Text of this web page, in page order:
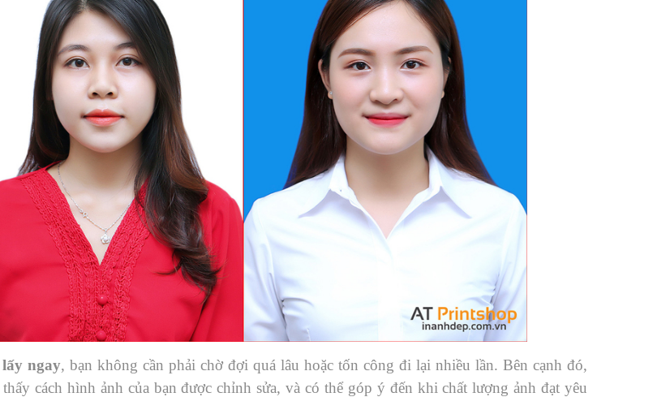
ngay, bạn không cần phải chờ đợi quá lâu hoặc tốn công đi lại nhiều lần. Bên cạnh đó,
cách hình ảnh của bạn được chỉnh sửa, và có thể góp ý đến khi chất lượng ảnh đạt yêu